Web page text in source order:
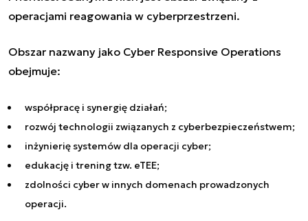
operacjami reagowania w cyberprzestrzeni.
Obszar nazwany jako Cyber Responsive Operations
obejmuje:
współpracę i synergię działań;
rozwój technologii związanych z cyberbezpieczeństwem;
inżynierię systemów dla operacji cyber;
edukację i trening tzw. eTEE;
zdolności cyber w innych domenach prowadzonych
operacji.